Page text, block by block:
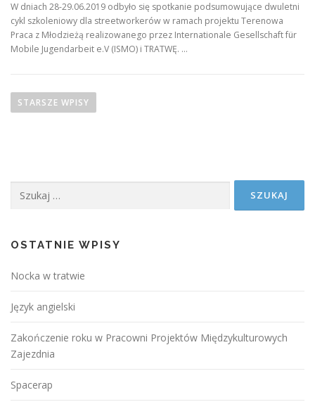
W dniach 28-29.06.2019 odbyło się spotkanie podsumowujące dwuletni
cykl szkoleniowy dla streetworkerów w ramach projektu Terenowa
Praca z Młodzieżą realizowanego przez Internationale Gesellschaft für
Mobile Jugendarbeit e.V (ISMO) i TRATWĘ. …
a
p
w
p
s
a
h
STARSZE WPISY
OSTATNIE WPISY
Nocka w tratwie
Język angielski
Zakończenie roku w Pracowni Projektów Międzykulturowych
Zajezdnia
Spacerap